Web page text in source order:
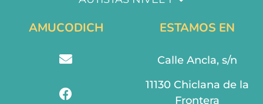
AMUCODICH ESTAMOS EN
Calle Ancla, s/n
11130 Chiclana de la
Frontera